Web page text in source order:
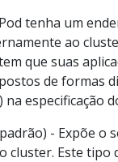
tenha um
ao
que suas
de formas
) na especificação
- Expõe o
cluster. Este tipo